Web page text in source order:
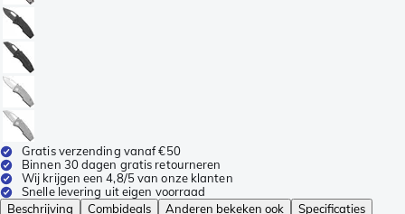
Gratis verzending vanaf €50
Binnen 30 dagen gratis retourneren
Wij krijgen een 4,8/5 van onze klanten
Snelle levering uit eigen voorraad
Beschrijving
Combideals Anderen bekeken ook Specificaties